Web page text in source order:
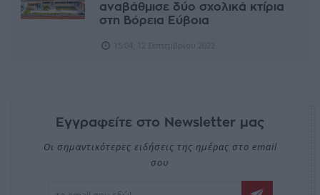
αναβάθμισε δύο σχολικά κτίρια
στη Βόρεια Εύβοια
Εγγραφείτε στο Newsletter μας
Οι σημαντικότερες ειδήσεις της ημέρας στο email
σου